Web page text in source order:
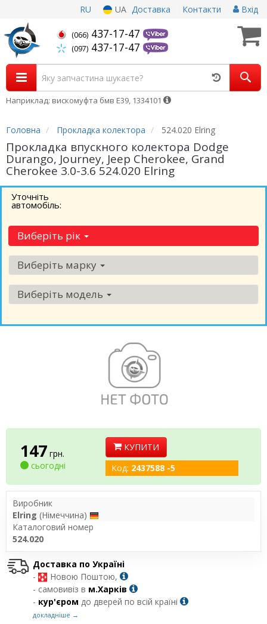
RU UA Доставка Контакти Вхід
(066) 437-17-47
(097) 437-17-47
Наприклад: вискомуфта бмв Е39, 1334101
Головна Прокладка колектора 524.020 Elring
Прокладка впускного колектора Dodge
Durango, Journey, Jeep Cherokee, Grand
Cherokee 3.0-3.6 524.020 Elring
Уточніть
автомобіль:
Виберіть рік
Виберіть марку
Виберіть модель
147 грн.
сьогодні
КУПИТИ
Код: 2437588 -5
Виробник
Elring (Німеччина)
Каталоговий номер
524.020
Доставка по Україні
-
Новою Поштою,
- самовивіз в м.Харків
- кур'єром до дверей по всій країні
докладніше →